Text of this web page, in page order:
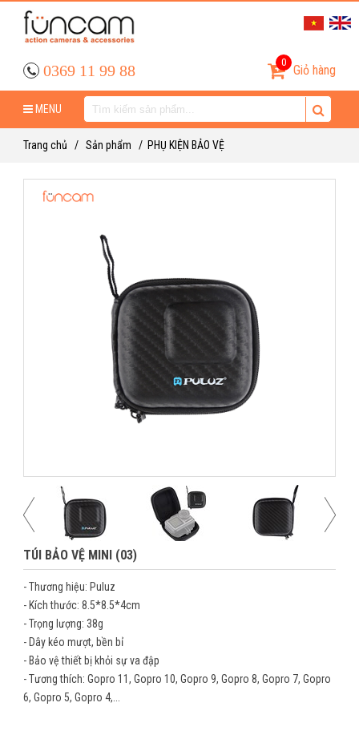
Giỏ hàng
0
0369 11 99 88
MENU
Trang chủ / Sản phẩm / PHỤ KIỆN BẢO VỆ
TÚI BẢO VỆ MINI (03)
- Thương hiệu: Puluz
- Kích thước: 8.5*8.5*4cm
- Trọng lượng: 38g
- Dây kéo mượt, bền bỉ
- Bảo vệ thiết bị khỏi sự va đập
- Tương thích: Gopro 11, Gopro 10, Gopro 9, Gopro 8, Gopro 7, Gopro
6, Gopro 5, Gopro 4,...